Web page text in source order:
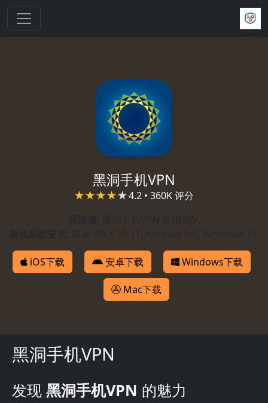
黑洞手机VPN
4.2 • 360K 评分
iOS下载 安卓下载 Windows下载
Mac下载
黑洞手机VPN
发现 黑洞手机VPN 的魅力